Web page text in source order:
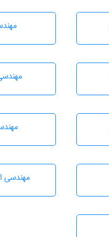
مهندسی